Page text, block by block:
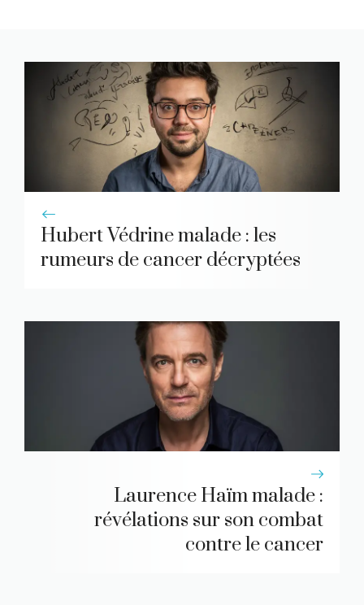
Hubert Védrine malade : les
rumeurs de cancer décryptées
Laurence Haïm malade :
révélations sur son combat
contre le cancer